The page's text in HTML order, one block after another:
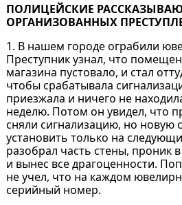
ПОЛИЦЕЙСКИЕ
ОРГАНИЗОВАННЫХ
1. В нашем городе ограбили
Преступник узнал, что
магазина пустовало, и стал
чтобы срабатывала
приезжала и ничего не
неделю. Потом он увидел, что
сняли сигнализацию, но новую
установить только на
разобрал часть стены, проник
и вынес все драгоценности.
не учел, что на каждом
серийный номер.